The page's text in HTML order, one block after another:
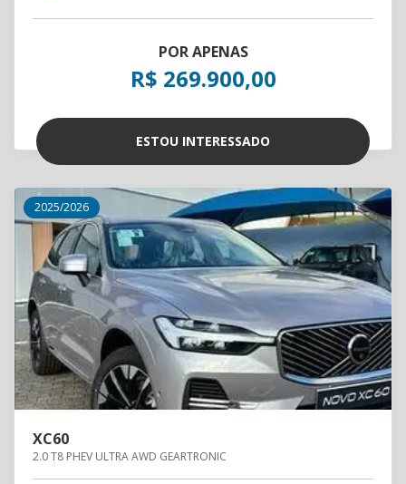
POR APENAS
R$ 269.900,00
ESTOU INTERESSADO
2025/2026
XC60
2.0 T8 PHEV ULTRA AWD GEARTRONIC